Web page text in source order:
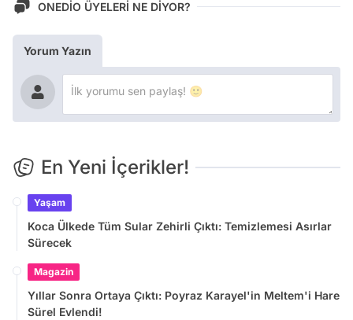
ONEDİO ÜYELERİ NE DİYOR?
Yorum Yazın
En Yeni İçerikler!
Yaşam
Koca Ülkede Tüm Sular Zehirli Çıktı: Temizlemesi Asırlar
Sürecek
Magazin
Yıllar Sonra Ortaya Çıktı: Poyraz Karayel'in Meltem'i Hare
Sürel Evlendi!